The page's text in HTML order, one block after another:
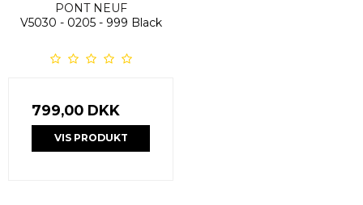
PONT NEUF
V5030 - 0205 - 999 Black
799,00 DKK
VIS PRODUKT